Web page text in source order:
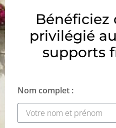
Bénéficiez
privilégié
supports
Nom complet :